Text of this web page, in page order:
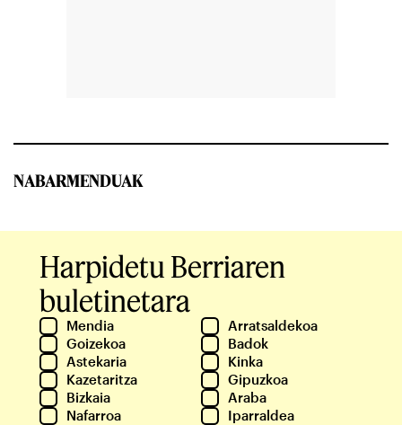
NABARMENDUAK
Harpidetu Berriaren
buletinetara
Mendia
Arratsaldekoa
Goizekoa
Badok
Astekaria
Kinka
Kazetaritza
Gipuzkoa
Bizkaia
Araba
Nafarroa
Iparraldea